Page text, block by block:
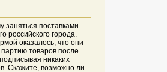
заняться поставками
российского города.
оказалось, что они
товаров после
никаких
Скажите, возможно ли